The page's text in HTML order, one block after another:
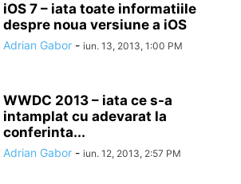
iOS 7 – iata toate informatiile
despre noua versiune a iOS
Adrian Gabor - iun. 13, 2013, 1:00 PM
WWDC 2013 – iata ce s-a
intamplat cu adevarat la
conferinta...
Adrian Gabor - iun. 12, 2013, 2:57 PM